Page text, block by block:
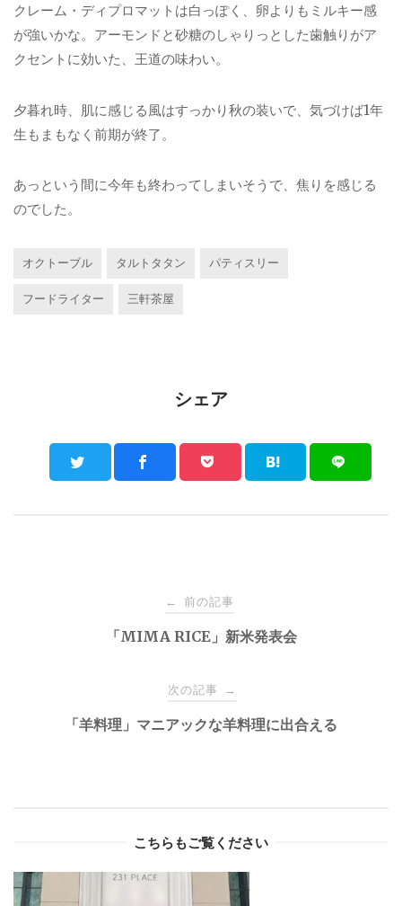
クレーム・ディプロマットは白っぽく、卵よりもミルキー感
が強いかな。アーモンドと砂糖のしゃりっとした歯触りがア
クセントに効いた、王道の味わい。
夕暮れ時、肌に感じる風はすっかり秋の装いで、気づけば1年
生もまもなく前期が終了。
あっという間に今年も終わってしまいそうで、焦りを感じる
のでした。
オクトーブル タルトタタン パティスリー
フードライター 三軒茶屋
シェア
navigation
← 前の記事
「MIMA RICE」新米発表会
次の記事 →
「羊料理」マニアックな羊料理に出合える
こちらもご覧ください